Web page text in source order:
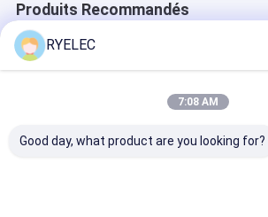
Produits Recommandés
RYELEC
7:08 AM
Good day, what product are you looking for?